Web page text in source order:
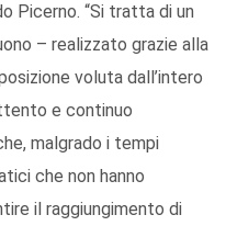
Picerno. “Si tratta di un
– realizzato grazie alla
voluta dall’intero
e continuo
malgrado i tempi
che non hanno
il raggiungimento di